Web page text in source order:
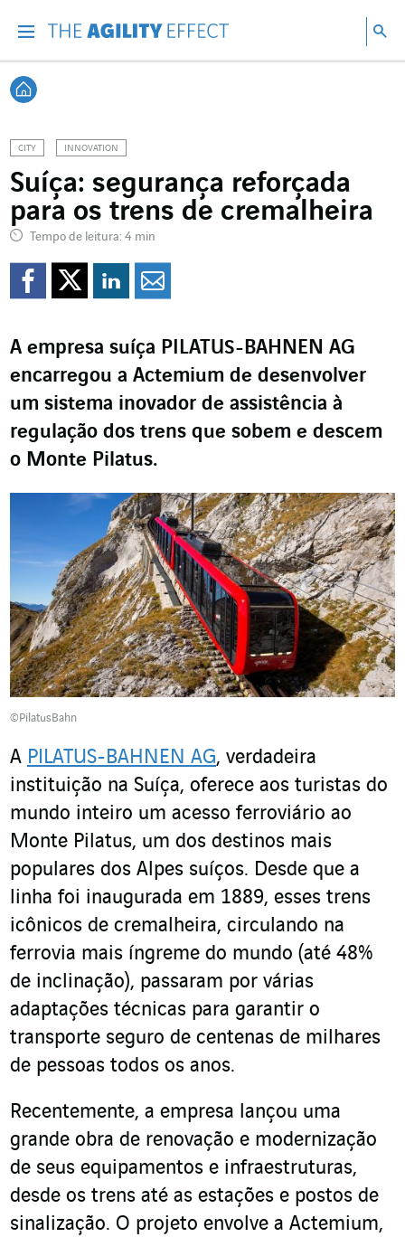
Voltar à página inicial
CITY INNOVATION
Suíça: segurança reforçada
para os trens de cremalheira
Tempo de leitura: 4 min
Compartilhar no
Compartilhar no
Compartilhar no
A empresa suíça PILATUS-BAHNEN AG
encarregou a Actemium de desenvolver
um sistema inovador de assistência à
regulação dos trens que sobem e descem
o Monte Pilatus.
©PilatusBahn
A PILATUS-BAHNEN AG, verdadeira
instituição na Suíça, oferece aos turistas do
mundo inteiro um acesso ferroviário ao
Monte Pilatus, um dos destinos mais
populares dos Alpes suíços. Desde que a
linha foi inaugurada em 1889, esses trens
icônicos de cremalheira, circulando na
ferrovia mais íngreme do mundo (até 48%
de inclinação), passaram por várias
adaptações técnicas para garantir o
transporte seguro de centenas de milhares
de pessoas todos os anos.
Recentemente, a empresa lançou uma
grande obra de renovação e modernização
de seus equipamentos e infraestruturas,
desde os trens até as estações e postos de
sinalização. O projeto envolve a Actemium,